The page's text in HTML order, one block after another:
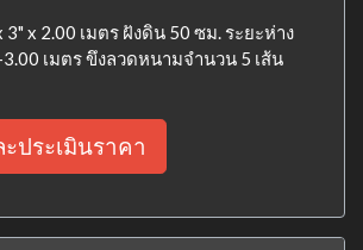
3" x 2.00 เมตร ฝังดิน 50 ซม. ระยะห่าง
3.00 เมตร ขึงลวดหนามจำนวน 5 เส้น
ประเมินราคา